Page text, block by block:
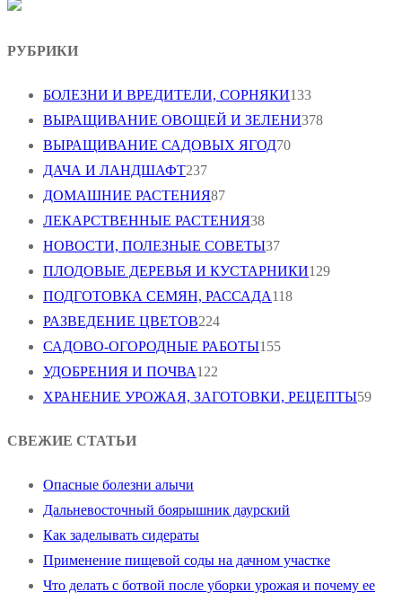
РУБРИКИ
БОЛЕЗНИ И ВРЕДИТЕЛИ, СОРНЯКИ133
ВЫРАЩИВАНИЕ ОВОЩЕЙ И ЗЕЛЕНИ378
ВЫРАЩИВАНИЕ САДОВЫХ ЯГОД70
ДАЧА И ЛАНДШАФТ237
ДОМАШНИЕ РАСТЕНИЯ87
ЛЕКАРСТВЕННЫЕ РАСТЕНИЯ38
НОВОСТИ, ПОЛЕЗНЫЕ СОВЕТЫ37
ПЛОДОВЫЕ ДЕРЕВЬЯ И КУСТАРНИКИ129
ПОДГОТОВКА СЕМЯН, РАССАДА118
РАЗВЕДЕНИЕ ЦВЕТОВ224
САДОВО-ОГОРОДНЫЕ РАБОТЫ155
УДОБРЕНИЯ И ПОЧВА122
ХРАНЕНИЕ УРОЖАЯ, ЗАГОТОВКИ, РЕЦЕПТЫ59
СВЕЖИЕ СТАТЬИ
Опасные болезни алычи
Дальневосточный боярышник даурский
Как заделывать сидераты
Применение пищевой соды на дачном участке
Что делать с ботвой после уборки урожая и почему ее